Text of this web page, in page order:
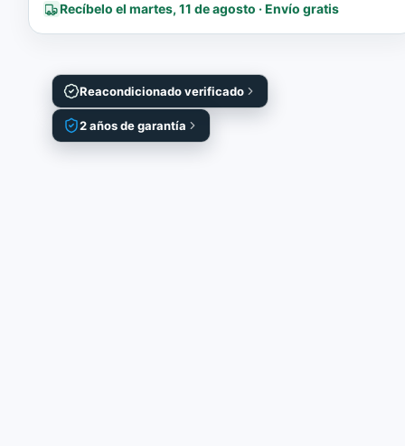
Reacondicionado verificado
2 años de garantía
Recíbelo el martes, 11 de agosto · Envío gratis